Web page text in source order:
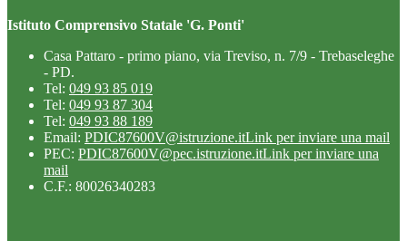
Istituto Comprensivo Statale 'G. Ponti'
Casa Pattaro - primo piano, via Treviso, n. 7/9 - Trebaseleghe
- PD.
Tel: 049 93 85 019
Tel: 049 93 87 304
Tel: 049 93 88 189
Email: PDIC87600V@istruzione.itLink per inviare una mail
PEC: PDIC87600V@pec.istruzione.itLink per inviare una
mail
C.F.: 80026340283